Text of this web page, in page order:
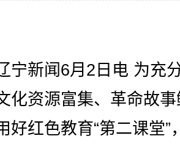
新闻6月2日电 为充
化资源富集、革命故
好红色教育“第二课堂”